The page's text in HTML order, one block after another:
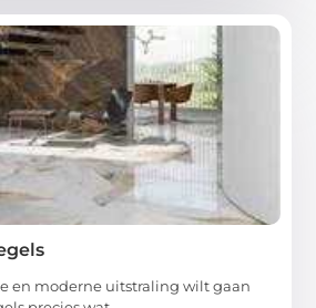
en moderne uitstraling wilt gaan